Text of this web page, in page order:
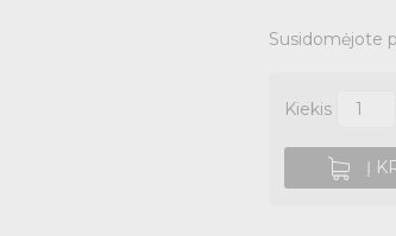
Susidomėjote
Kiekis
Į